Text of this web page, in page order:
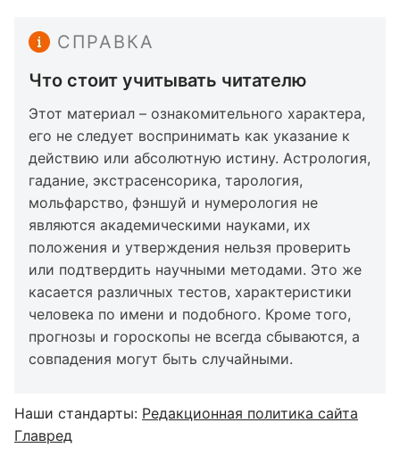
СПРАВКА
Что стоит учитывать читателю
Этот материал – ознакомительного характера,
его не следует воспринимать как указание к
действию или абсолютную истину. Астрология,
гадание, экстрасенсорика, тарология,
мольфарство, фэншуй и нумерология не
являются академическими науками, их
положения и утверждения нельзя проверить
или подтвердить научными методами. Это же
касается различных тестов, характеристики
человека по имени и подобного. Кроме того,
прогнозы и гороскопы не всегда сбываются, а
совпадения могут быть случайными.
Наши стандарты: Редакционная политика сайта
Главред